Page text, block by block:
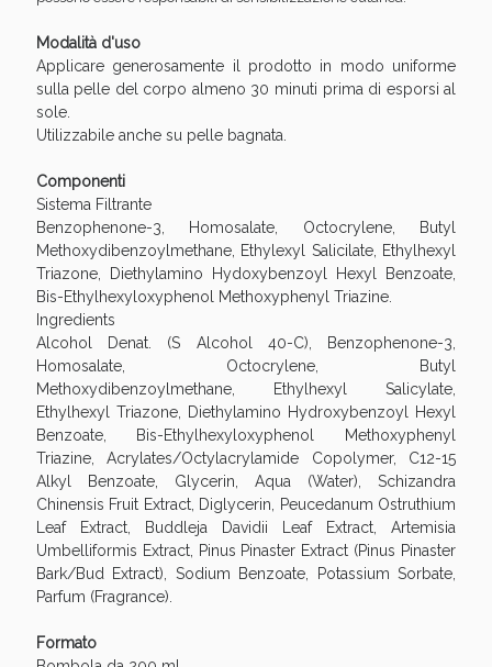
Modalità d'uso
Applicare generosamente il prodotto in modo uniforme
sulla pelle del corpo almeno 30 minuti prima di esporsi al
sole.
Utilizzabile anche su pelle bagnata.
Componenti
Sistema Filtrante
Benzophenone-3, Homosalate, Octocrylene, Butyl
Methoxydibenzoylmethane, Ethylexyl Salicilate, Ethylhexyl
Triazone, Diethylamino Hydoxybenzoyl Hexyl Benzoate,
Bis-Ethylhexyloxyphenol Methoxyphenyl Triazine.
Ingredients
Alcohol Denat. (S Alcohol 40-C), Benzophenone-3,
Homosalate, Octocrylene, Butyl
Methoxydibenzoylmethane, Ethylhexyl Salicylate,
Ethylhexyl Triazone, Diethylamino Hydroxybenzoyl Hexyl
Benzoate, Bis-Ethylhexyloxyphenol Methoxyphenyl
Triazine, Acrylates/Octylacrylamide Copolymer, C12-15
Alkyl Benzoate, Glycerin, Aqua (Water), Schizandra
Chinensis Fruit Extract, Diglycerin, Peucedanum Ostruthium
Leaf Extract, Buddleja Davidii Leaf Extract, Artemisia
Umbelliformis Extract, Pinus Pinaster Extract (Pinus Pinaster
Bark/Bud Extract), Sodium Benzoate, Potassium Sorbate,
Parfum (Fragrance).
Formato
Scopri le offerte di Oggi